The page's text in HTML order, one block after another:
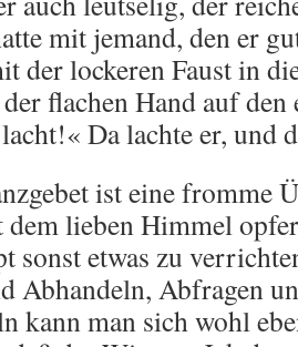
mit jemand, den er
der lockeren Faust in
flachen Hand auf den
Da lachte er, und
ist eine fromme
lieben Himmel
sonst etwas zu
Abhandeln, Abfragen
kann man sich wohl